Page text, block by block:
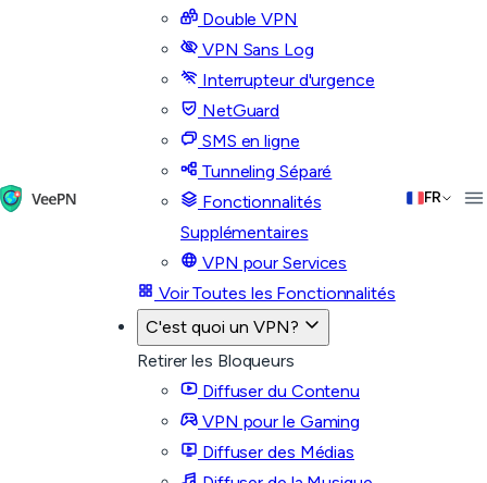
Double VPN
VPN Sans Log
Interrupteur d'urgence
NetGuard
SMS en ligne
Tunneling Séparé
Fonctionnalités
Supplémentaires
VPN pour Services
Voir Toutes les Fonctionnalités
C'est quoi un VPN?
Retirer les Bloqueurs
Diffuser du Contenu
VPN pour le Gaming
Diffuser des Médias
FR